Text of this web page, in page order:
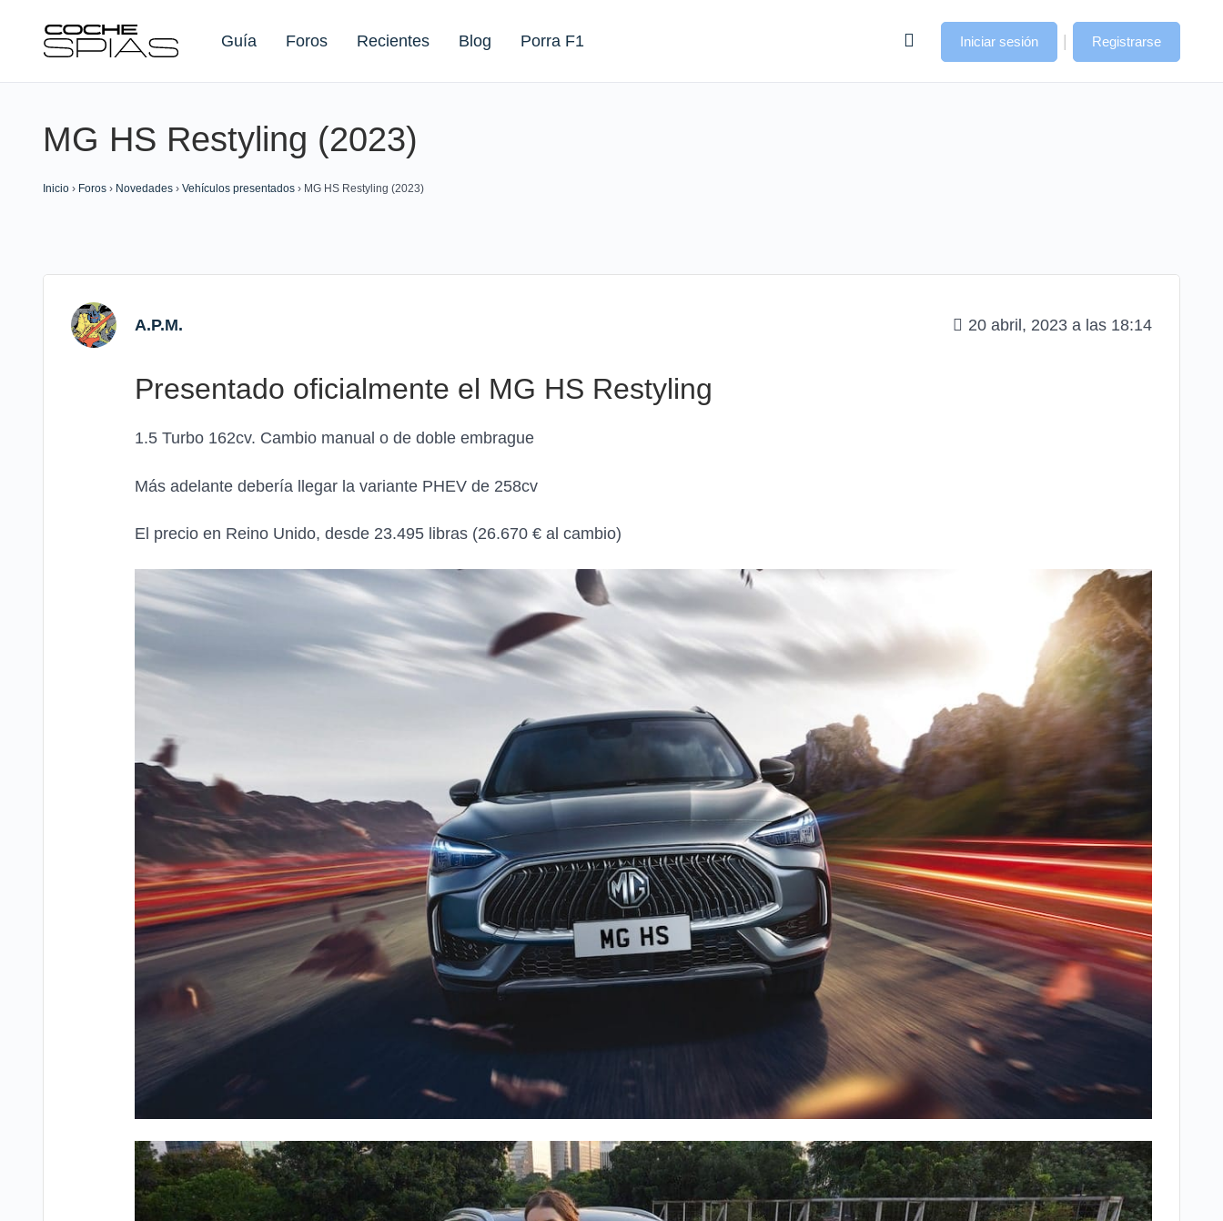
Guía Foros Recientes Blog Porra F1
Buscar:
Iniciar sesión | Registrarse
MG HS Restyling (2023)
Inicio › Foros › Novedades › Vehículos presentados › MG HS Restyling (2023)
A.P.M. 20 abril, 2023 a las 18:14
Presentado oficialmente el MG HS Restyling
1.5 Turbo 162cv. Cambio manual o de doble embrague
Más adelante debería llegar la variante PHEV de 258cv
El precio en Reino Unido, desde 23.495 libras (26.670 € al cambio)